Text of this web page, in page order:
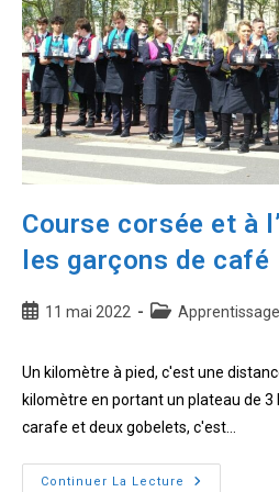
Mezen
Course corsée et à
les garçons de café
Publication
11 mai 2022
PostApprentissage
Un kilomètre à pied, c'est une
kilomètre en portant un plateau de 3
carafe et deux gobelets, c'est…
Continuer La Lecture